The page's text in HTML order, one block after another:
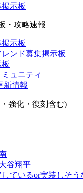
示板
・攻略速報
示板
ンド募集掲示板
ュニティ
新情報
強化・復刻含む)
谷翔平
ているor実装しそう